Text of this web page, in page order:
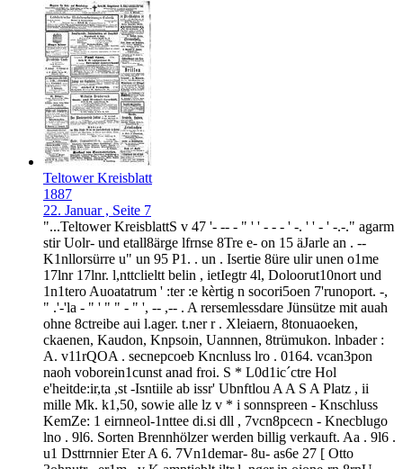
Teltower Kreisblatt
1887
22. Januar , Seite 7
"...Teltower KreisblattS v 47 '- -- - " ' ' - - - ' -. ' ' - ' -.-." agarm
stir Uolr- und etall8ärge lfrnse 8Tre e- on 15 äJarle an . --
K1nllorsürre u" un 95 P1. . un . Isertie 8üre ulir unen o1me
17lnr 17lnr. l,nttclieltt belin , ietIegtr 4l, Doloorut10nort und
1n1tero Auoatatrum ' :ter :e kèrtig n socori5oen 7'runoport. -,
" .'-'la - " ' " " - " ', -- ,-- . A rersemlessdare Jünsütze mit auah
ohne 8ctreibe aui l.ager. t.ner r . Xleiaern, 8tonuaoeken,
ckaenen, Kaudon, Knpsoin, Uannnen, 8trümukon. lnbader :
A. v11rQOA . secnepcoeb Kncnluss lro . 0164. vcan3pon
naoh voborein1cunst anad froi. S * L0d1ic´ctre Hol
e'heitde:ir,ta ,st -Isntiile ab issr' Ubnftlou A A S A Platz , ii
mille Mk. k1,50, sowie alle lz v * i sonnspreen - Knschluss
KemZe: 1 eirnneol-1nttee di.si dll , 7vcn8pcecn - Knecblugo
lno . 9l6. Sorten Brennhölzer werden billig verkauft. Aa . 9l6 .
u1 Dsttrnnier Eter A 6. 7Vn1demar- 8u- as6e 27 [ Otto